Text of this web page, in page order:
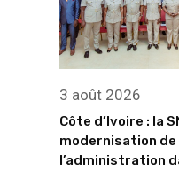
3 août 2026
Côte d’Ivoire : la
modernisation de
l’administration